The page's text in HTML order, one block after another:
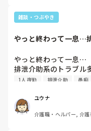
雑談・つぶやき
やっと終わって一息…
やっと終わって一息…
排泄介助系のトラブル
でも、無事終わった…
1人夜勤 排泄介助 愚痴
ユウナ
介護職・ヘルパー, 介